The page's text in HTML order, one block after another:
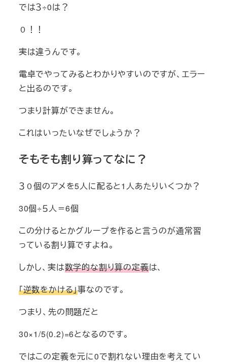
では３÷0は？
０！！
実は違うんです。
電卓でやってみるとわかりやすいのですが、エラー
と出るのです。
つまり計算ができません。
これはいったいなぜでしょうか？
そもそも割り算ってなに？
３０個のアメを5人に配ると1人あたりいくつか？
30個÷５人＝6個
この分けるとかグループを作ると言うのが通常習
っている割り算ですよね。
しかし、実は数学的な割り算の定義は、
「逆数をかける」事なのです。
つまり、先の問題だと
30×1/5(0.2)=6となるのです。
ではこの定義を元に0で割れない理由を考えてい